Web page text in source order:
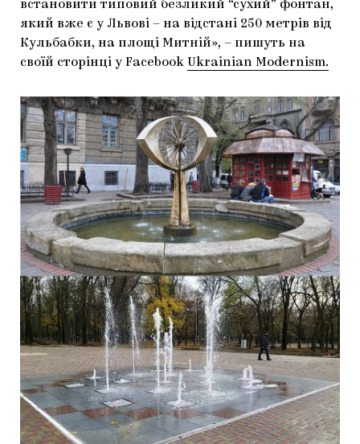
встановити типовий безликий “сухий” фонтан,
який вже є у Львові – на відстані 250 метрів від
Кульбабки, на площі Митній», – пишуть на
своїй сторінці у Facebook Ukrainian Modernism.